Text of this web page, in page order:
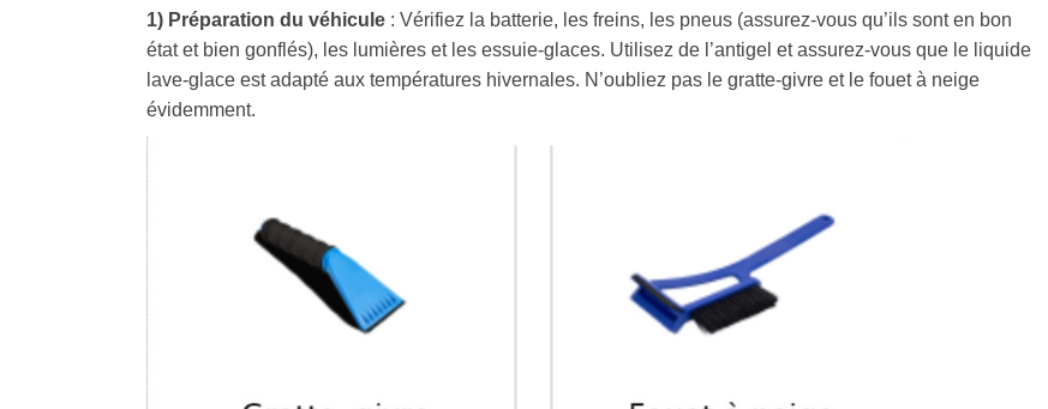
1) Préparation du véhicule : Vérifiez la batterie, les freins, les pneus (assurez-vous qu’ils sont en bon
état et bien gonflés), les lumières et les essuie-glaces. Utilisez de l’antigel et assurez-vous que le liquide
lave-glace est adapté aux températures hivernales. N’oubliez pas le gratte-givre et le fouet à neige
évidemment.